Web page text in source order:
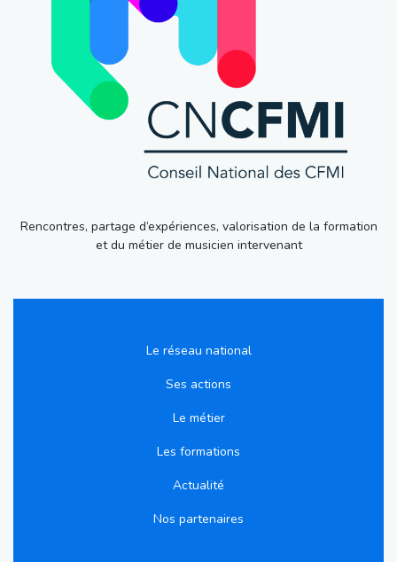
Rencontres, partage d’expériences, valorisation de la formation
et du métier de musicien intervenant
Le réseau national
Ses actions
Le métier
Les formations
Actualité
Nos partenaires